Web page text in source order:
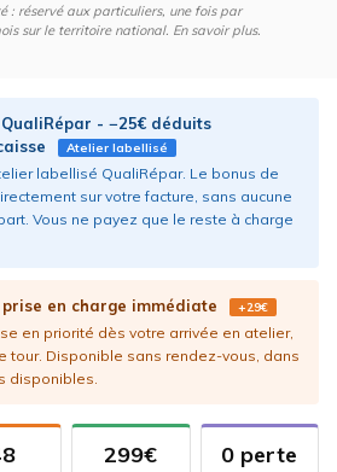
: réservé aux particuliers, une fois par
sur le territoire national. En savoir plus.
- −25€ déduits
Atelier labellisé
labellisé QualiRépar. Le bonus de
sur votre facture, sans aucune
Vous ne payez que le reste à charge
prise en charge immédiate +29€
en priorité dès votre arrivée en atelier,
tour. Disponible sans rendez-vous, dans
disponibles.
299€ 0 perte